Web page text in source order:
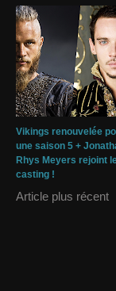
Vikings renouvelée
une saison 5 +
Rhys Meyers rejoint
casting !
Article plus récent